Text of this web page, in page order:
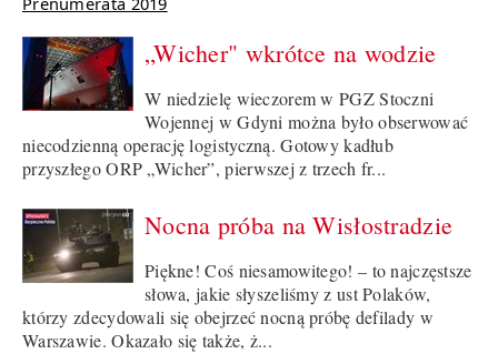
„Wicher" wkrótce na wodzie
W niedzielę wieczorem w PGZ Stoczni
Wojennej w Gdyni można było obserwować
niecodzienną operację logistyczną. Gotowy kadłub
przyszłego ORP „Wicher”, pierwszej z trzech fr...
Nocna próba na Wisłostradzie
Piękne! Coś niesamowitego! – to najczęstsze
słowa, jakie słyszeliśmy z ust Polaków,
którzy zdecydowali się obejrzeć nocną próbę defilady w
Warszawie. Okazało się także, ż...